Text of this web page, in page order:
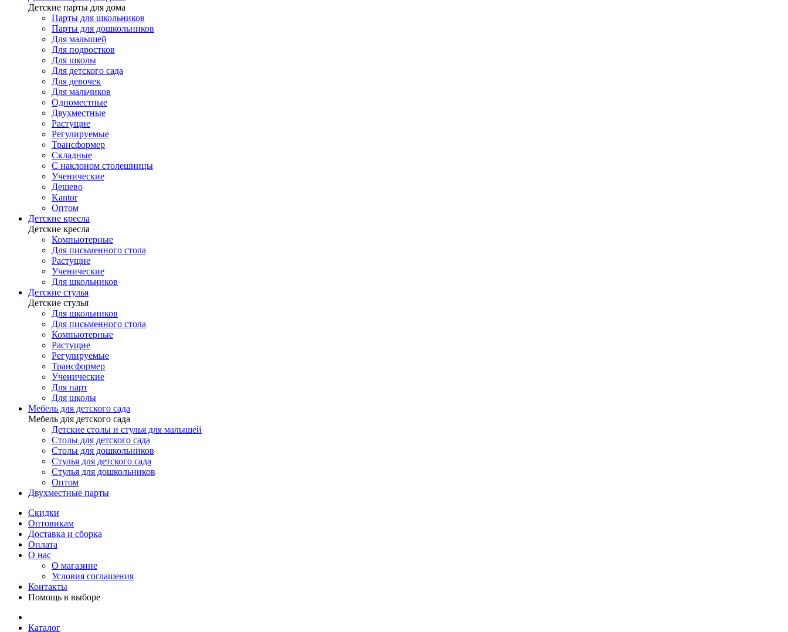
Детские парты для дома
Парты для школьников
Парты для дошкольников
Для малышей
Для подростков
Для школы
Для детского сада
Для девочек
Для мальчиков
Одноместные
Двухместные
Растущие
Регулируемые
Трансформер
Складные
С наклоном столешницы
Ученические
Дешево
Kantor
Оптом
Детские кресла
Детские кресла
Компьютерные
Для письменного стола
Растущие
Ученические
Для школьников
Детские стулья
Детские стулья
Для школьников
Для письменного стола
Компьютерные
Растущие
Регулируемые
Трансформер
Ученические
Для парт
Для школы
Мебель для детского сада
Мебель для детского сада
Детские столы и стулья для малышей
Столы для детского сада
Столы для дошкольников
Стулья для детского сада
Стулья для дошкольников
Оптом
Двухместные парты
Скидки
Оптовикам
Доставка и сборка
Оплата
О нас
О магазине
Условия соглашения
Контакты
Помощь в выборе
Каталог